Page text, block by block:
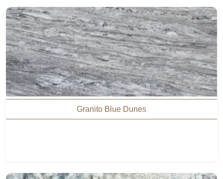
Granito Blue Dunes